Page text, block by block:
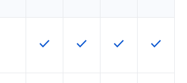
Esta función está disponible en
check Esta función está
check Esta función
check Esta
check